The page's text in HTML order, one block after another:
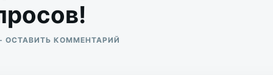
ОСТАВИТЬ КОММЕНТАРИЙ